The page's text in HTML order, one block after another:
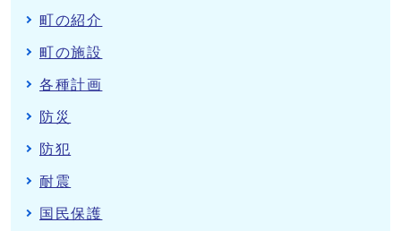
町の紹介
町の施設
各種計画
防災
防犯
耐震
国民保護